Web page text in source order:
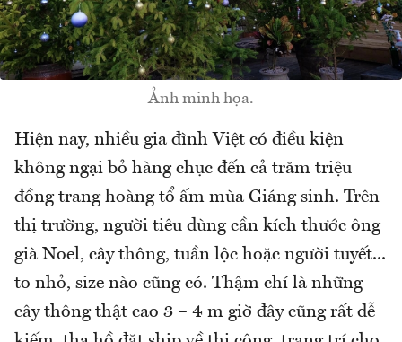
Ảnh minh họa.
Hiện nay, nhiều gia đình Việt có điều kiện
không ngại bỏ hàng chục đến cả trăm triệu
đồng trang hoàng tổ ấm mùa Giáng sinh. Trên
thị trường, người tiêu dùng cần kích thước ông
già Noel, cây thông, tuần lộc hoặc người tuyết...
to nhỏ, size nào cũng có. Thậm chí là những
cây thông thật cao 3 – 4 m giờ đây cũng rất dễ